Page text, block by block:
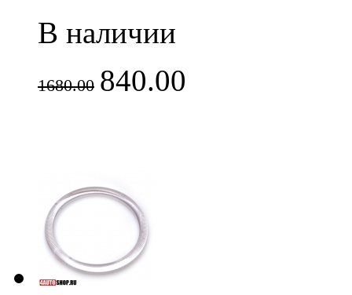
В наличии
1680.00 840.00